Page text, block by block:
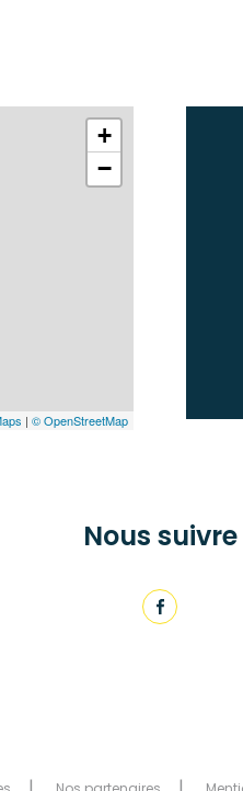
+
−
| © OpenStreetMap
Nous suivre